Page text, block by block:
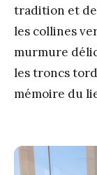
tradition et
les collines
murmure
les troncs
mémoire du